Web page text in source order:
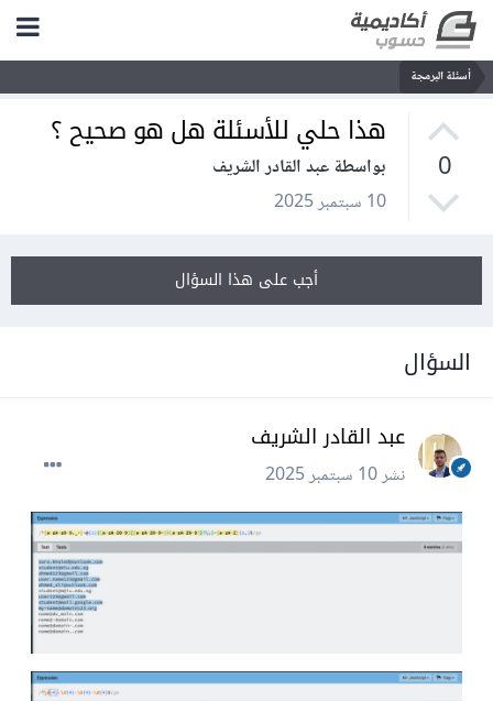
أسئلة البرمجة
0
هذا حلي للأسئلة هل هو صحيح ؟
بواسطة عبد القادر الشريف
10 سبتمبر 2025
أجب على هذا السؤال
السؤال
عبد القادر الشريف
نشر10 سبتمبر 2025